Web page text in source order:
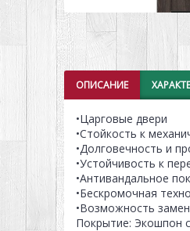
ОПИСАНИЕ
•Царговые двери
•Стойкость к
•Долговечность и
•Устойчивость к
•Антивандальное
•Бескромочная
•Возможность
Покрытие: Экошпон